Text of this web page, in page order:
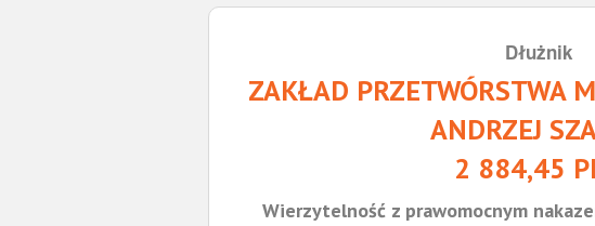
Dłużnik
ZAKŁAD PRZETWÓRSTWA
ANDRZEJ
2 884,45
Wierzytelność z prawomocnym